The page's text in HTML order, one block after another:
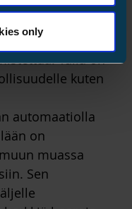
only
tuhannen
Tällä on
kuten
automaatiolla
on
muassa
Sen